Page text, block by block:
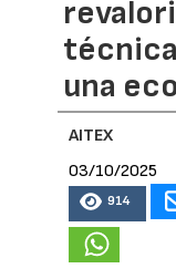
una
AITEX
03/10/2025
914